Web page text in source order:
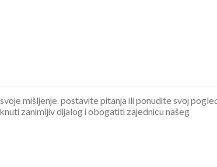
mišljenje, postavite pitanja ili ponudite svoj
zanimljiv dijalog i obogatiti zajednicu našeg